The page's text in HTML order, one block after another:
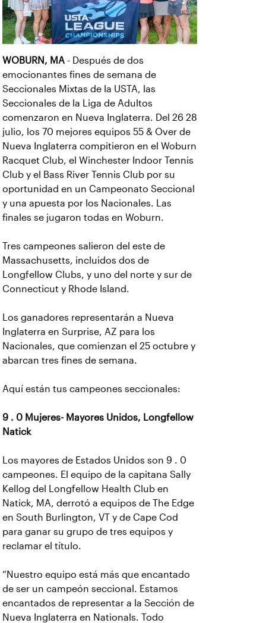
WOBURN, MA - Después de dos
emocionantes fines de semana de
Seccionales Mixtas de la USTA, las
Seccionales de la Liga de Adultos
comenzaron en Nueva Inglaterra. Del 26 28
julio, los 70 mejores equipos 55 & Over de
Nueva Inglaterra compitieron en el Woburn
Racquet Club, el Winchester Indoor Tennis
Club y el Bass River Tennis Club por su
oportunidad en un Campeonato Seccional
y una apuesta por los Nacionales. Las
finales se jugaron todas en Woburn.
Tres campeones salieron del este de
Massachusetts, incluidos dos de
Longfellow Clubs, y uno del norte y sur de
Connecticut y Rhode Island.
Los ganadores representarán a Nueva
Inglaterra en Surprise, AZ para los
Nacionales, que comienzan el 25 octubre y
abarcan tres fines de semana.
Aquí están tus campeones seccionales:
9 . 0 Mujeres- Mayores Unidos, Longfellow
Natick
Los mayores de Estados Unidos son 9 . 0
campeones. El equipo de la capitana Sally
Kellog del Longfellow Health Club en
Natick, MA, derrotó a equipos de The Edge
en South Burlington, VT y de Cape Cod
para ganar su grupo de tres equipos y
reclamar el título.
“Nuestro equipo está más que encantado
de ser un campeón seccional. Estamos
encantados de representar a la Sección de
Nueva Inglaterra en Nationals. Todo